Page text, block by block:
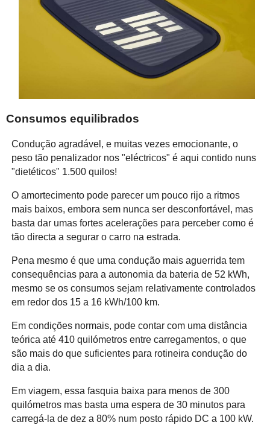
Consumos equilibrados
Condução agradável, e muitas vezes emocionante, o
peso tão penalizador nos "eléctricos" é aqui contido nuns
"dietéticos" 1.500 quilos!
O amortecimento pode parecer um pouco rijo a ritmos
mais baixos, embora sem nunca ser desconfortável, mas
basta dar umas fortes acelerações para perceber como é
tão directa a segurar o carro na estrada.
Pena mesmo é que uma condução mais aguerrida tem
consequências para a autonomia da bateria de 52 kWh,
mesmo se os consumos sejam relativamente controlados
em redor dos 15 a 16 kWh/100 km.
Em condições normais, pode contar com uma distância
teórica até 410 quilómetros entre carregamentos, o que
são mais do que suficientes para rotineira condução do
dia a dia.
Em viagem, essa fasquia baixa para menos de 300
quilómetros mas basta uma espera de 30 minutos para
carregá-la de dez a 80% num posto rápido DC a 100 kW.